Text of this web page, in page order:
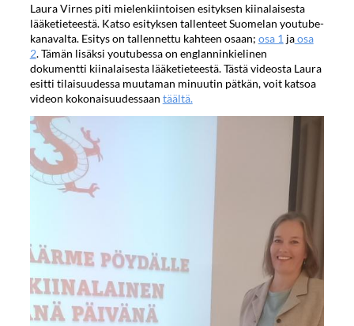
Laura Virnes piti mielenkiintoisen esityksen kiinalaisesta
lääketieteestä. Katso esityksen tallenteet Suomelan youtube-
kanavalta. Esitys on tallennettu kahteen osaan; osa 1 jaosa
2. Tämän lisäksi youtubessa on englanninkielinen
dokumentti kiinalaisesta lääketieteestä. Tästä videosta Laura
esitti tilaisuudessa muutaman minuutin pätkän, voit katsoa
videon kokonaisuudessaan täältä.